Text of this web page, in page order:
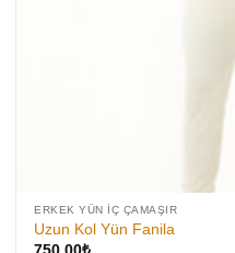
ERKEK YÜN İÇ ÇAMAŞIR
Uzun Kol Yün Fanila